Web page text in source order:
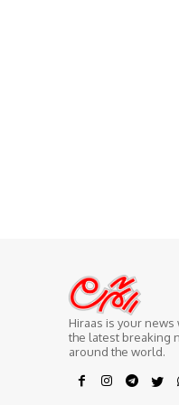
Hiraas is your
the latest breaking
around the world.